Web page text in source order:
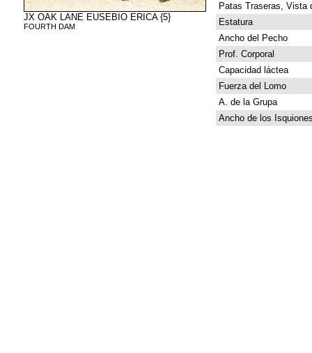
JX OAK LANE EUSEBIO ERICA {5}
FOURTH DAM
Patas Traseras, Vista
Estatura
Ancho del Pecho
Prof. Corporal
Capacidad láctea
Fuerza del Lomo
A. de la Grupa
Ancho de los